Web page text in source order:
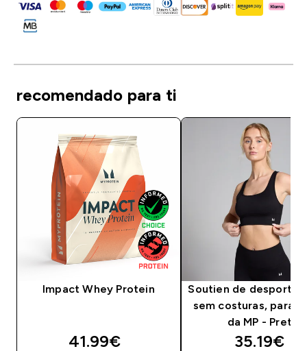
recomendado para ti
Impact Whey Protein
discounted price
41.99€‎
Soutien de desporto
sem costuras, para
da MP - Preto
35.19€‎